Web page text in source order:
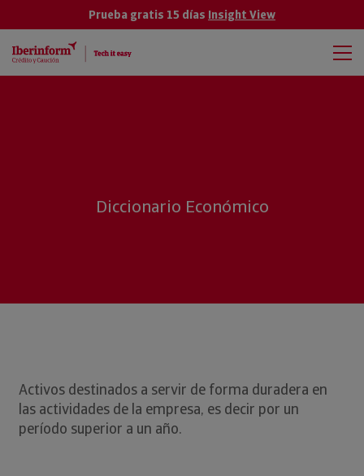
Prueba gratis 15 días Insight View
Diccionario Económico
Activos destinados a servir de forma duradera en
las actividades de la empresa, es decir por un
período superior a un año.